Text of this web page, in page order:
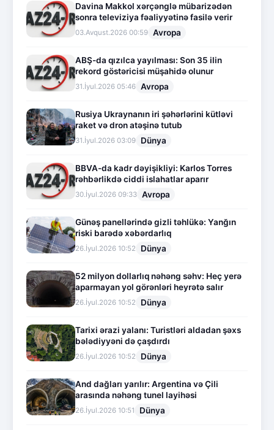
Davina Makkol xərçənglə mübarizədən
sonra televiziya fəaliyyətinə fasilə verir
03.Avqust.2026 00:59 Avropa
ABŞ-da qızılca yayılması: Son 35 ilin
rekord göstəricisi müşahidə olunur
31.İyul.2026 05:46 Avropa
Rusiya Ukraynanın iri şəhərlərini kütləvi
raket və dron atəşinə tutub
31.İyul.2026 03:09 Dünya
BBVA-da kadr dəyişikliyi: Karlos Torres
rəhbərlikdə ciddi islahatlar aparır
30.İyul.2026 09:33 Avropa
Günəş panellərində gizli təhlükə: Yanğın
riski barədə xəbərdarlıq
26.İyul.2026 10:52 Dünya
52 milyon dollarlıq nəhəng səhv: Heç yerə
aparmayan yol görənləri heyrətə salır
26.İyul.2026 10:52 Dünya
Tarixi ərazi yalanı: Turistləri aldadan şəxs
bələdiyyəni də çaşdırdı
26.İyul.2026 10:52 Dünya
And dağları yarılır: Argentina və Çili
arasında nəhəng tunel layihəsi
26.İyul.2026 10:51 Dünya